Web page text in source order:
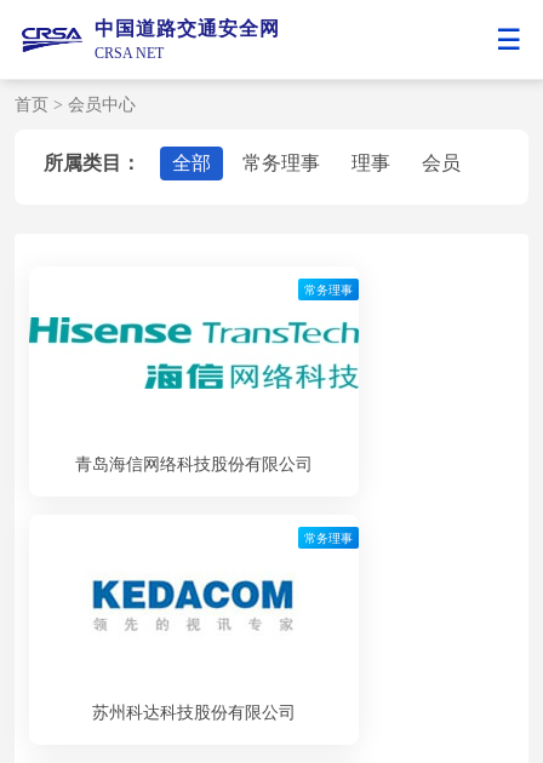
中国道路交通安全网
CRSA NET
首页 > 会员中心
所属类目： 全部 常务理事 理事 会员
青岛海信网络科技股份有限公司
常务理事
苏州科达科技股份有限公司
常务理事